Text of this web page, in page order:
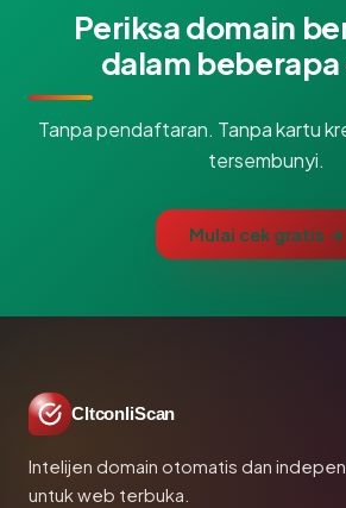
Periksa domain
dalam
Tanpa pendaftaran. Tanpa kartu
tersembunyi.
Mulai cek gratis →
CltconliScan
Intelijen domain otomatis dan
untuk web terbuka.